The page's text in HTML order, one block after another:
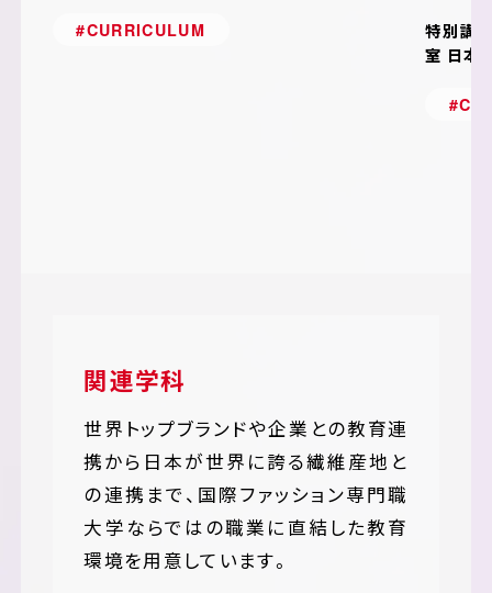
#CURRICULUM
日本
特別講
室 日本
関連学科
世界トップブランドや企業との教育連
携から日本が世界に誇る繊維産地と
の連携まで、国際ファッション専門職
大学ならではの職業に直結した教育
環境を用意しています。